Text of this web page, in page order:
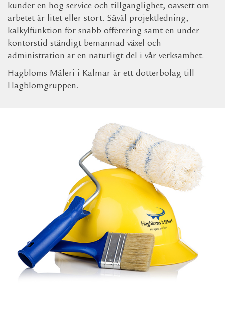
kunder en hög service och tillgänglighet, oavsett om
arbetet är litet eller stort. Såväl projektledning,
kalkylfunktion för snabb offerering samt en under
kontorstid ständigt bemannad växel och
administration är en naturligt del i vår verksamhet.
Hagbloms Måleri i Kalmar är ett dotterbolag till
Hagblomgruppen.